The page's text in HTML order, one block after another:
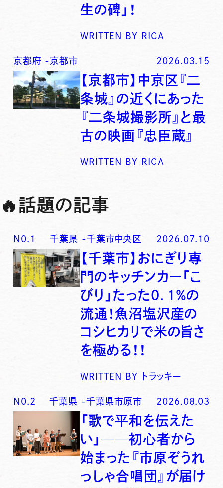
生の碑」！
WRITTEN BY RICA
京都府 -京都市 2026.03.15
【京都市】中京区『二
条城』の近くにあった
『二条城撮影所』と最
古の映画『忠臣蔵』
WRITTEN BY RICA
🔥話題の記事
N0. 1 千葉県 -千葉市中央区 2026.07.10
【千葉市】おにぎり専
門のキッチンカー「こ
びり」たった0．1％の
流通！魚沼塩沢産の
コシヒカリで米の旨さ
を極める！！
WRITTEN BY トラッキー
N0. 2 千葉県 -千葉県市原市 2026.08.03
「歌で平和を伝えた
い」──初心者から
始まった『市原ぞうれ
っしゃ合唱団』が届け